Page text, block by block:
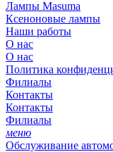
Лампы Masuma
Ксеноновые лампы
Наши работы
О нас
О нас
Политика
Филиалы
Контакты
Контакты
Филиалы
меню
Обслуживание